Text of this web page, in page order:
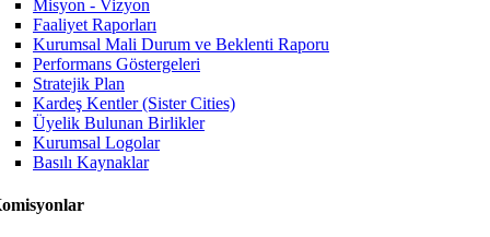
Misyon - Vizyon
Faaliyet Raporları
Kurumsal Mali Durum ve Beklenti Raporu
Performans Göstergeleri
Stratejik Plan
Kardeş Kentler (Sister Cities)
Üyelik Bulunan Birlikler
Kurumsal Logolar
Basılı Kaynaklar